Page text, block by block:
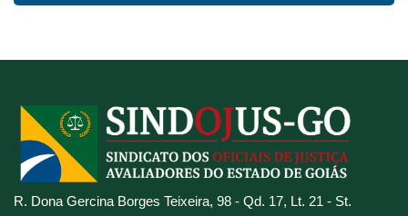
R. Dona Gercina Borges Teixeira, 98 - Qd. 17, Lt. 21 - St.